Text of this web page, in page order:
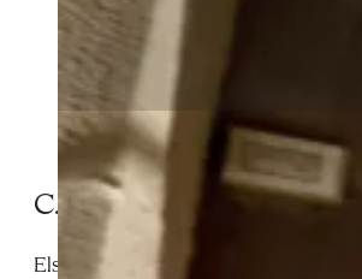
C. UNIÓ
Els Omellons